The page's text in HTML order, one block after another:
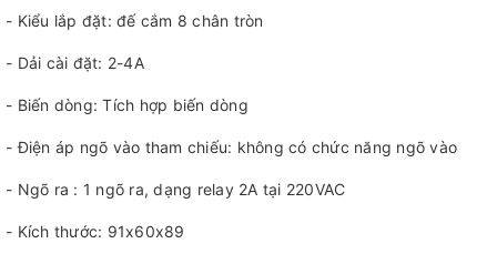
- Kiểu lắp đặt: đế cắm 8 chân tròn
- Dải cài đặt: 2-4A
- Biến dòng: Tích hợp biến dòng
- Điện áp ngõ vào tham chiếu: không có chức năng ngõ vào
- Ngõ ra : 1 ngõ ra, dạng relay 2A tại 220VAC
- Kích thước: 91x60x89